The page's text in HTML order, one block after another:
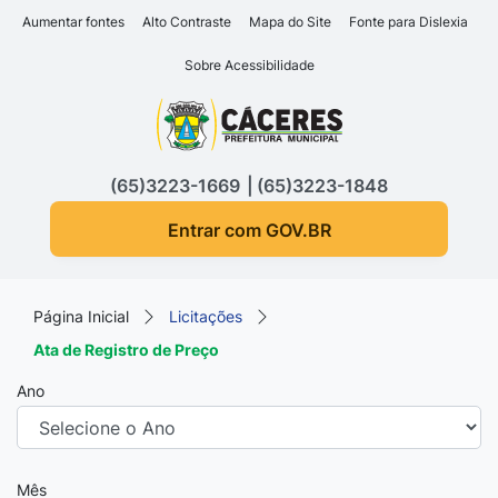
Seção de atalhos e links
Ir para o conteúdo [alt+1]
Ir para o rodapé [alt+4]
Aumentar fontes Alto Contraste Mapa do Site Fonte para Dislexia
Sobre Acessibilidade
Seção do menu principal
(65)3223-1669
(65)3223-1848
Entrar com GOV.BR
Página Inicial
Licitações
Ata de Registro de Preço
Ano
Mês